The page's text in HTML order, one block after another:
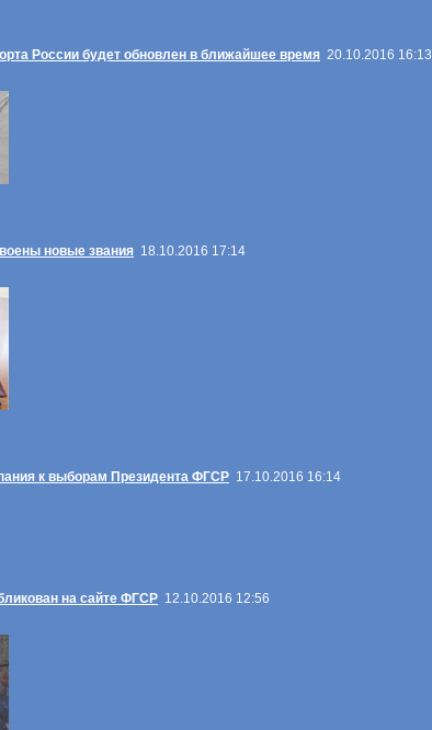
России будет обновлен в ближайшее время 20.10.2016 16:13
новые звания 18.10.2016 17:14
к выборам Президента ФГСР 17.10.2016 16:14
на сайте ФГСР 12.10.2016 12:56